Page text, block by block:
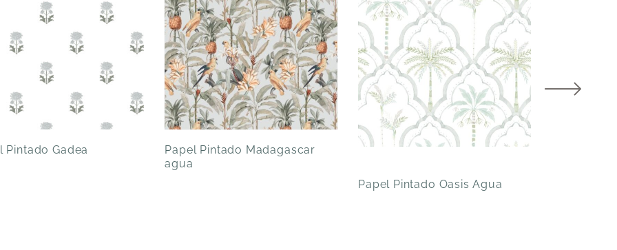
Pintado Gadea
Papel Pintado Madagascar
agua
Papel Pintado Oasis Agua